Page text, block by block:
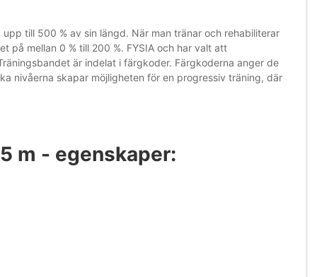
till 500 % av sin längd. När man tränar och rehabiliterar
på mellan 0 % till 200 %. FYSIA och har valt att
är indelat i färgkoder. Färgkoderna anger de
nivåerna skapar möjligheten för en progressiv träning, där
m - egenskaper: